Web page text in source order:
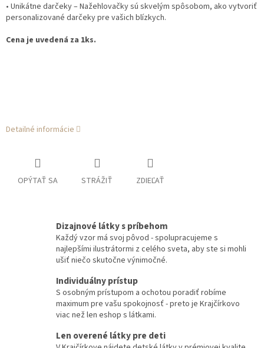
• Unikátne darčeky– Nažehlovačky sú skvelým spôsobom, ako vytvoriť
personalizované darčeky pre vašich blízkych.
Cena je uvedená za 1ks.
Detailné informácie
OPÝTAŤ SA STRÁŽIŤ ZDIEĽAŤ
Dizajnové látky s príbehom
Každý vzor má svoj pôvod - spolupracujeme s
najlepšími ilustrátormi z celého sveta, aby ste si mohli
ušiť niečo skutočne výnimočné.
Individuálny prístup
S osobným prístupom a ochotou poradiť robíme
maximum pre vašu spokojnosť - preto je Krajčírkovo
viac než len eshop s látkami.
Len overené látky pre deti